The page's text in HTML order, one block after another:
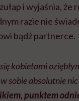
i wyjaśnia,
razie nie
bądź partnerce.
kobietami
sobie absolutnie
punktem